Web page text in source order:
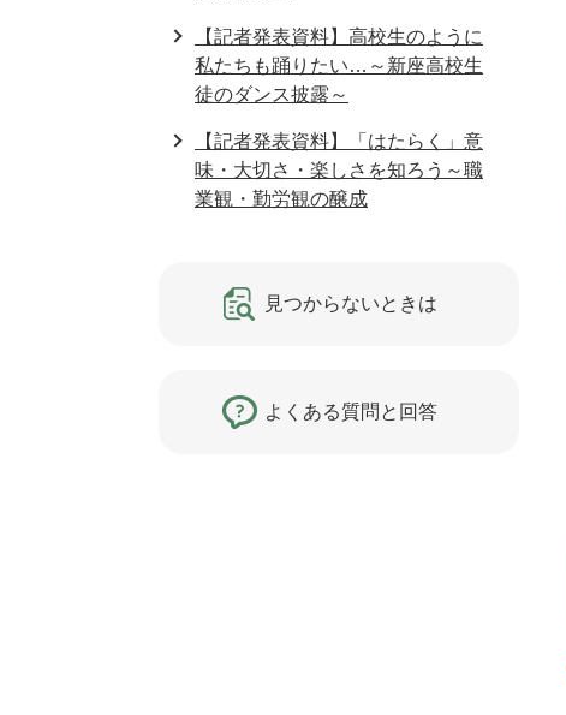
【記者発表資料】高校生のように
私たちも踊りたい…～新座高校生
徒のダンス披露～
【記者発表資料】「はたらく」意
味・大切さ・楽しさを知ろう～職
業観・勤労観の醸成
見つからないときは
よくある質問と回答